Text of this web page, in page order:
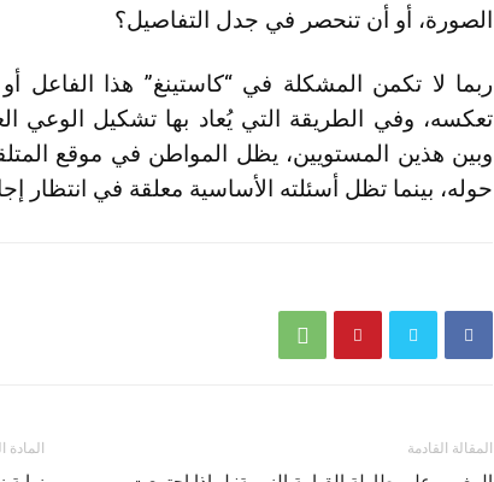
الصورة، أو أن تنحصر في جدل التفاصيل؟
ربما لا تكمن المشكلة في “كاستينغ” هذا الفاعل
تعكسه، وفي الطريقة التي يُعاد بها تشكيل الوعي
وبين هذين المستويين، يظل المواطن في موقع
حوله، بينما تظل أسئلته الأساسية معلقة في انتظار
المادة المقالة القادمة